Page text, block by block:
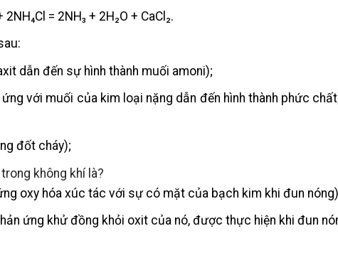
= 2NH₃ + 2H₂O + CaCl₂.
dẫn đến sự hình thành muối amoni);
ứng với muối của kim loại nặng dẫn đến hình thành phức
đốt cháy);
không khí là?
oxy hóa xúc tác với sự có mặt của bạch kim khi đun
ứng khử đồng khỏi oxit của nó, được thực hiện khi đun